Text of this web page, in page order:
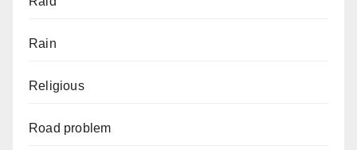
Rain
Religious
Road problem